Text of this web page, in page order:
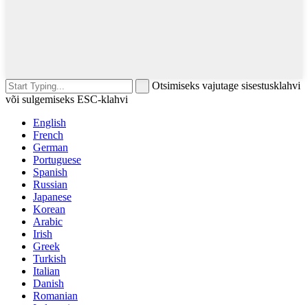
Otsimiseks vajutage sisestusklahvi
või sulgemiseks ESC-klahvi
English
French
German
Portuguese
Spanish
Russian
Japanese
Korean
Arabic
Irish
Greek
Turkish
Italian
Danish
Romanian